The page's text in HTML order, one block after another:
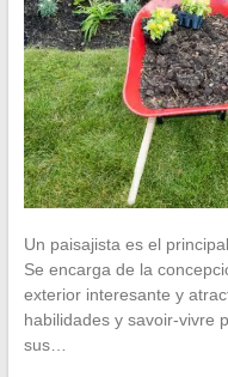
Un paisajista es el
Se encarga de la
exterior interesante y
habilidades y savoir-vivre
sus…